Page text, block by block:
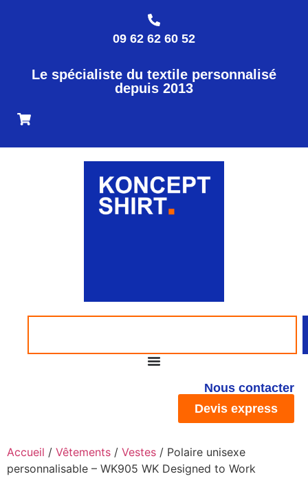
09 62 62 60 52
Le spécialiste du textile personnalisé
depuis 2013
Nous contacter
Devis express
Accueil / Vêtements / Vestes / Polaire unisexe
personnalisable – WK905 WK Designed to Work